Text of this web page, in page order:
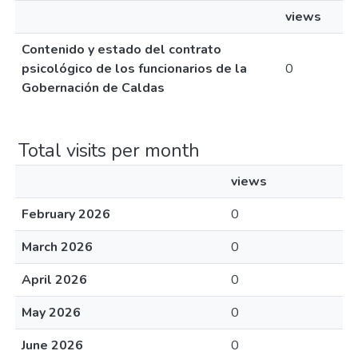
views
Contenido y estado del contrato
psicológico de los funcionarios de la
Gobernación de Caldas
0
Total visits per month
views
February 2026
0
March 2026
0
April 2026
0
May 2026
0
June 2026
0